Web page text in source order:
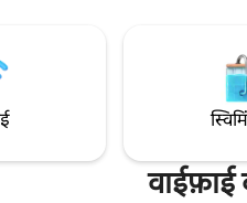
वाईफ़ाई